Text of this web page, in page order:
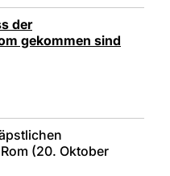
der
gekommen sind
(20. Oktober